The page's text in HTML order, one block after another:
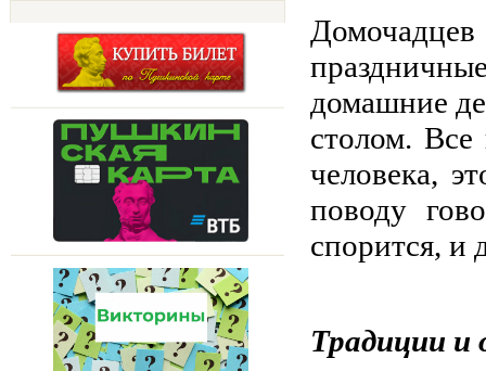
домашние
столом.
человека,
поводу
спорится, и
Традиции и